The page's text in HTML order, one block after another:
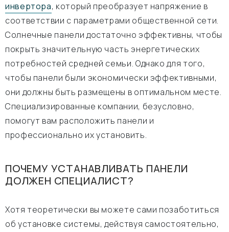
инвертора, который преобразует напряжение в
соответствии с параметрами общественной сети.
Солнечные панели достаточно эффективны, чтобы
покрыть значительную часть энергетических
потребностей средней семьи. Однако для того,
чтобы панели были экономически эффективными,
они должны быть размещены в оптимальном месте.
Специализированные компании, безусловно,
помогут вам расположить панели и
профессионально их установить.
ПОЧЕМУ УСТАНАВЛИВАТЬ ПАНЕЛИ
ДОЛЖЕН СПЕЦИАЛИСТ?
Хотя теоретически вы можете сами позаботиться
об установке системы, действуя самостоятельно,